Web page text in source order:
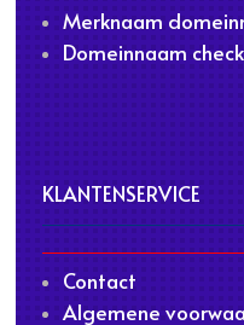
Merknaam
Domeinnaam
KLANTENSERVICE
Contact
Algemene